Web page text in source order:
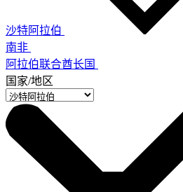
沙特阿拉伯
南非
阿拉伯联合酋长国
国家/地区